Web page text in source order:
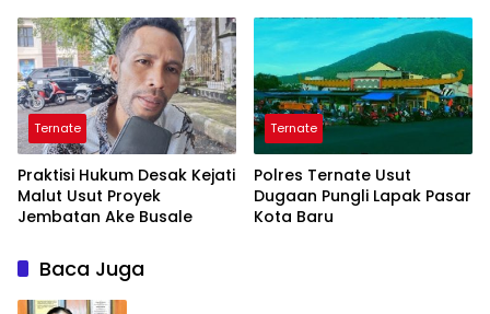
Ternate
Praktisi Hukum Desak Kejati
Malut Usut Proyek
Jembatan Ake Busale
Ternate
Polres Ternate Usut
Dugaan Pungli Lapak Pasar
Kota Baru
Baca Juga